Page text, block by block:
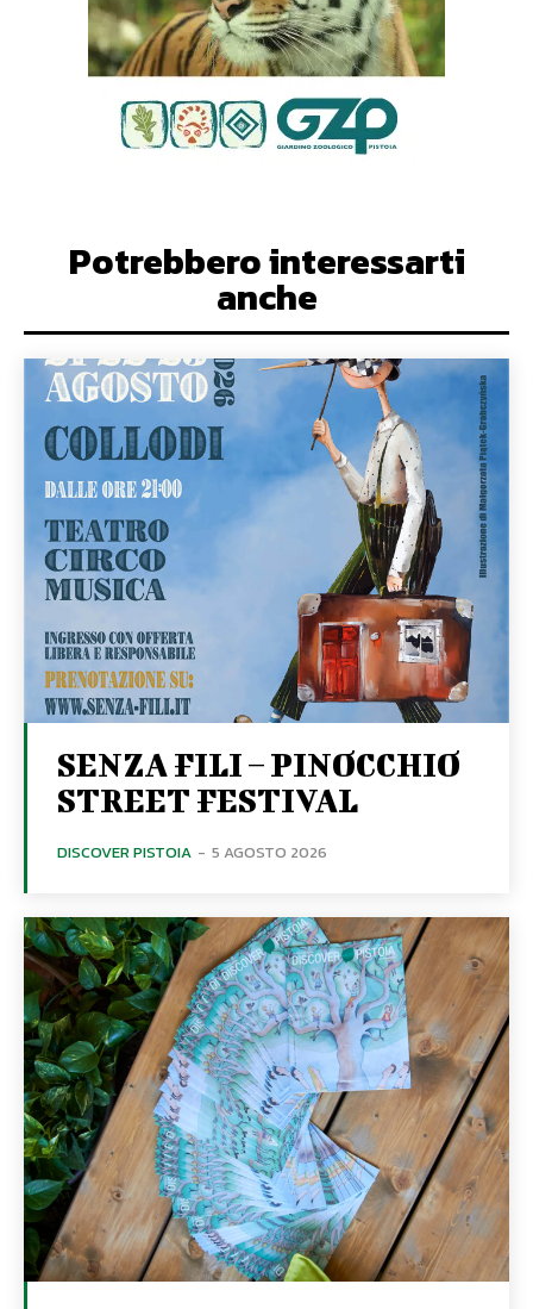
Potrebbero interessarti
anche
SENZA FILI – PINOCCHIO
STREET FESTIVAL
DISCOVER PISTOIA - 5 AGOSTO 2026